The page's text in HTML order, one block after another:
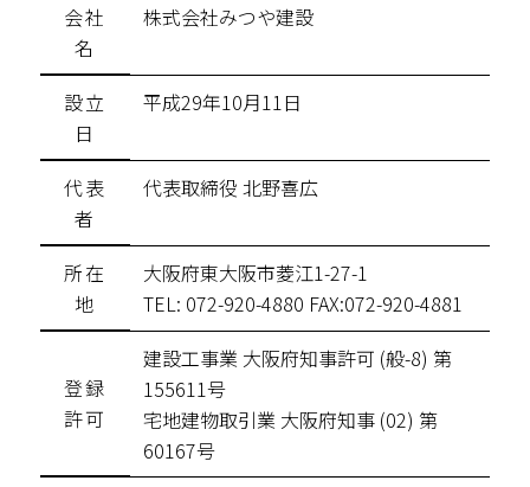
会社
名
株式会社みつや建設
設立
日
平成29年10月11日
代表
者
代表取締役 北野喜広
所在
地
大阪府東大阪市菱江1-27-1
TEL: 072-920-4880 FAX:072-920-4881
登録
許可
建設工事業 大阪府知事許可 (般-8) 第
155611号
宅地建物取引業 大阪府知事 (02) 第
60167号